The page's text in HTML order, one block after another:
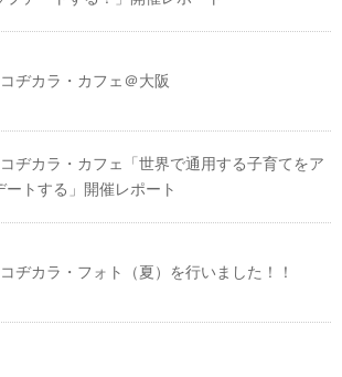
ヂカラ・カフェ＠大阪
ヂカラ・カフェ「世界で通用する子育てをア
ートする」開催レポート
ヂカラ・フォト（夏）を行いました！！